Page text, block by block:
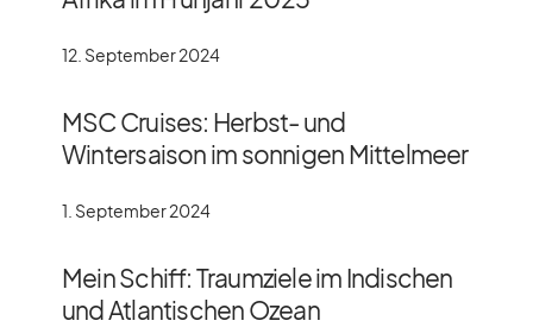
12. September 2024
MSC Cruises: Herbst- und
Wintersaison im sonnigen Mittelmeer
1. September 2024
Mein Schiff: Traumziele im Indischen
und Atlantischen Ozean